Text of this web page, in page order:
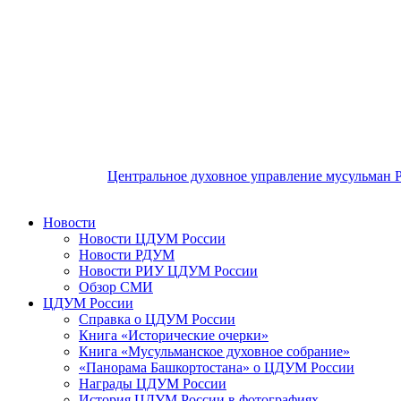
Центральное духовное управление мусульман
Новости
Новости ЦДУМ России
Новости РДУМ
Новости РИУ ЦДУМ России
Обзор СМИ
ЦДУМ России
Справка о ЦДУМ России
Книга «Исторические очерки»
Книга «Мусульманское духовное собрание»
«Панорама Башкортостана» о ЦДУМ России
Награды ЦДУМ России